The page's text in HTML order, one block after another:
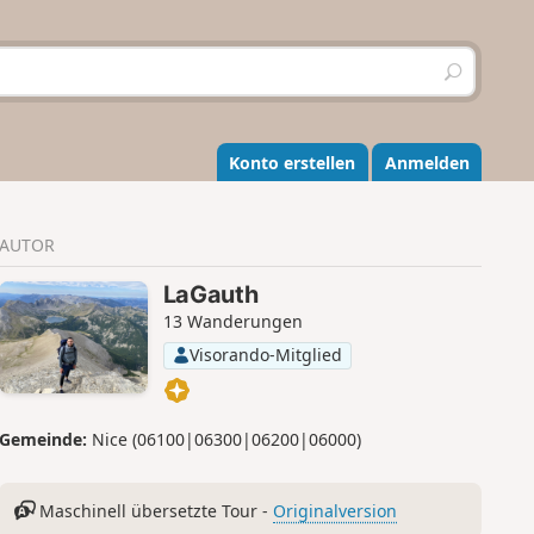
S
u
h
e
n
Konto erstellen Anmelden
AUTOR
LaGauth
13 Wanderungen
Visorando-Mitglied
Gemeinde: Nice (06100|06300|06200|06000)
Maschinell übersetzte Tour - Originalversion